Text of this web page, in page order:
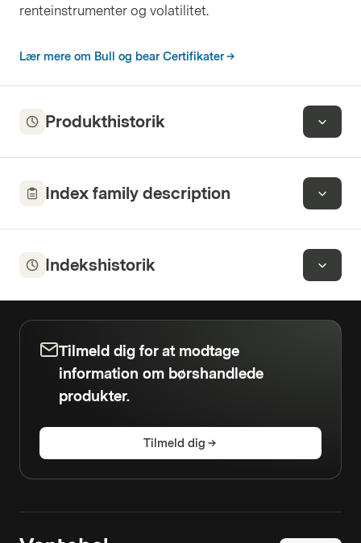
renteinstrumenter og volatilitet.
Lær mere om Bull og bear Certifikater
Produkthistorik
Index family description
Indekshistorik
Tilmeld dig for at modtage
information om børshandlede
produkter.
Tilmeld dig